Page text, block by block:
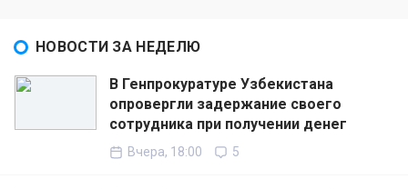
НОВОСТИ ЗА НЕДЕЛЮ
В Генпрокуратуре Узбекистана
опровергли задержание своего
сотрудника при получении денег
Вчера, 18:00 5